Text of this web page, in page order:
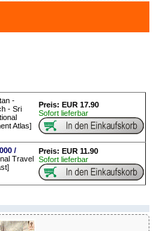
-
- Sri
Atlas]
Preis: EUR 17.90
Sofort lieferbar
/
Travel
Preis: EUR 11.90
Sofort lieferbar